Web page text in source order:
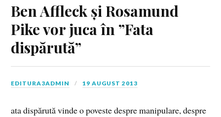
Ben Affleck și Rosamund
Pike vor juca în ”Fata
dispărută”
EDITURA3ADMIN 19 AUGUST 2013
ata dispărută vinde o poveste despre manipulare, despre